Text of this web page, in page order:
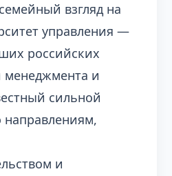
взгляд на
управления —
российских
менеджмента и
сильной
направлениям,
и